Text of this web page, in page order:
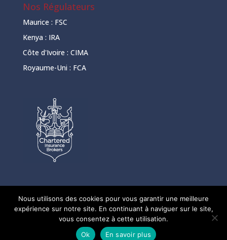
Nos Régulateurs
Maurice : FSC
Kenya : IRA
Côte d'Ivoire : CIMA
Royaume-Uni : FCA
© Reinsurance Solutions - Powered byWhite Koala
Nous utilisons des cookies pour vous garantir une meilleure
expérience sur notre site. En continuant à naviguer sur le site,
vous consentez à cette utilisation.
Ok
En savoir plus